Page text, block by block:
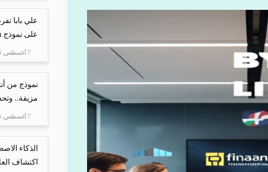
علي بابا
على نموذج Qwen
7 أغسطس, 2026
نموذج من
مزيفة..
7 أغسطس, 2026
الذكاء
اكتشاف